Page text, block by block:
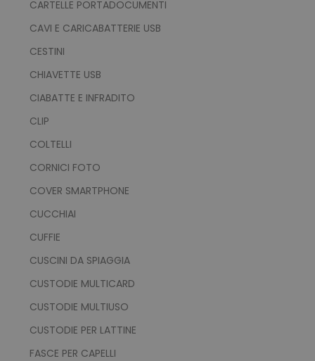
CARTELLE PORTADOCUMENTI
CAVI E CARICABATTERIE USB
CESTINI
CHIAVETTE USB
CIABATTE E INFRADITO
CLIP
COLTELLI
CORNICI FOTO
COVER SMARTPHONE
CUCCHIAI
CUFFIE
CUSCINI DA SPIAGGIA
CUSTODIE MULTICARD
CUSTODIE MULTIUSO
CUSTODIE PER LATTINE
FASCE PER CAPELLI